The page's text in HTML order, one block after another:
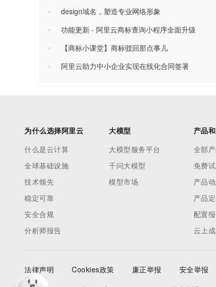
design域名，塑造专业网络形象
功能更新 - 阿里云商标查询小程序全面升级
【商标小课堂】商标驳回那点事儿
阿里云助力中小企业实现在线化合同签署